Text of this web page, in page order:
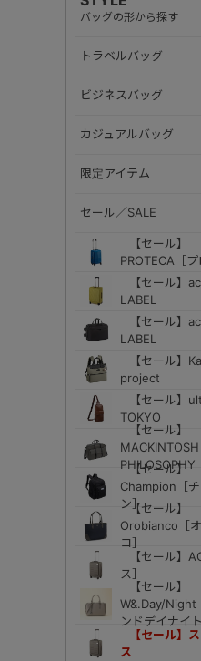
バッグの形から探す
トラベルバッグ
ビジネスバッグ
カジュアルバッグ
限定アイテム
セール／SALE
【セール】
PROTECA［プ
【セール】
LABEL
【セール】
LABEL
【セール】
project
【セール】
TOKYO
【セール】
MACKINTOSH
PHILOSOPHY
【セール】
Champion［
ン］
【セール】
Orobianco［
コ］
【セール】
ス］
【セール】
W&.Day/Night
ンドデイナイト
【セール】
ス